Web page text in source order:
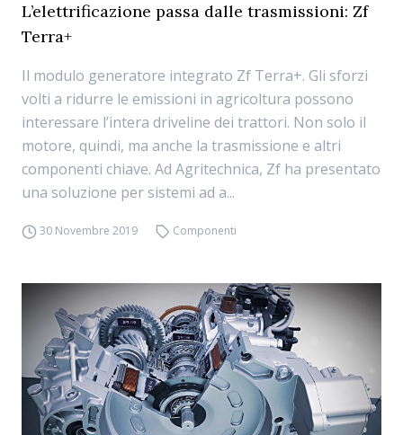
L’elettrificazione passa dalle trasmissioni: Zf
Terra+
Il modulo generatore integrato Zf Terra+. Gli sforzi
volti a ridurre le emissioni in agricoltura possono
interessare l’intera driveline dei trattori. Non solo il
motore, quindi, ma anche la trasmissione e altri
componenti chiave. Ad Agritechnica, Zf ha presentato
una soluzione per sistemi ad a...
30 Novembre 2019 Componenti